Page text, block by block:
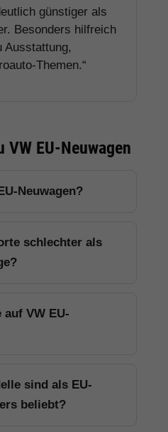
günstiger als
Besonders hilfreich
Ausstattung,
Themen.“
VW EU-Neuwagen
Neuwagen?
schlechter als
VW EU-
sind als EU-
beliebt?